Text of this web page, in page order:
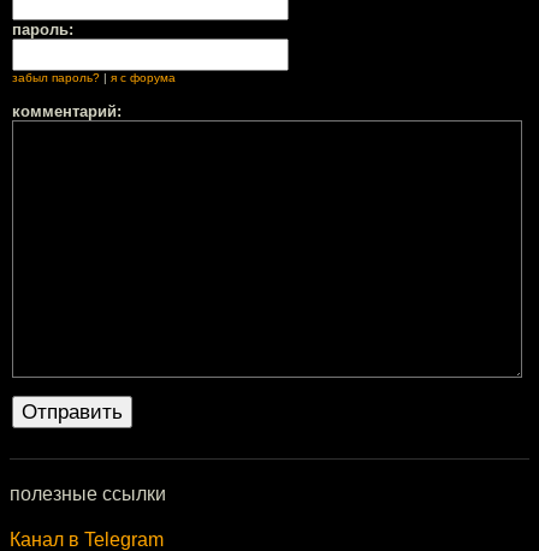
пароль:
забыл пароль? | я с форума
комментарий:
полезные ссылки
Канал в Telegram